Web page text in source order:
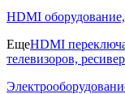
HDMI
ЕщеHDMI
телевизоров,